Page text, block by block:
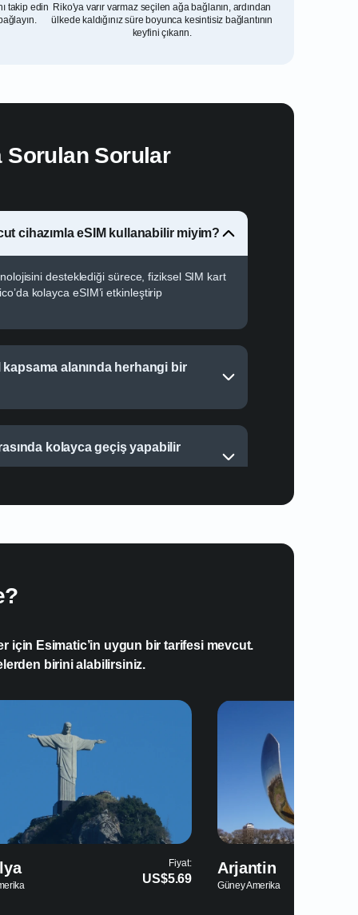
takip edin Riko'ya varır varmaz seçilen ağa bağlanın, ardından
ülkede kaldığınız süre boyunca kesintisiz bağlantının
keyfini çıkarın.
Sorulan Sorular
cihazımla eSIM kullanabilir miyim?
desteklediği sürece, fiziksel SIM kart
kolayca eSIM’i etkinleştirip
kapsama alanında herhangi bir
kolayca geçiş yapabilir
için Esimatic’in uygun bir tarifesi mevcut.
birini alabilirsiniz.
Fiyat:
US$4.99
Kanada
Kuzey Amerika